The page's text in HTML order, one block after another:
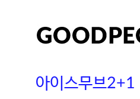
아이스무브2+1